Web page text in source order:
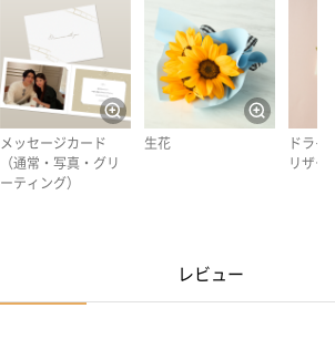
メッセージカード
（通常・写真・グリ
ーティング）
生花
ドライ
リザー
レビュー